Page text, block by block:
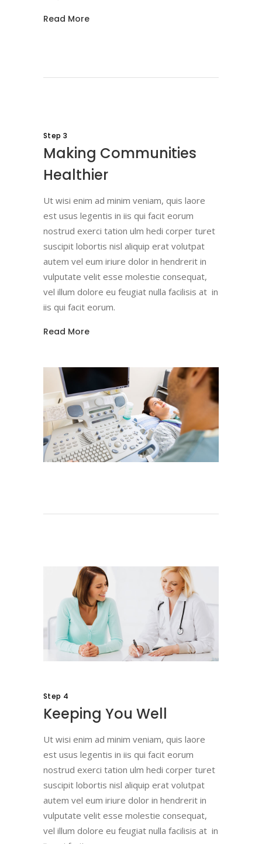
Read More
Step 3
Making Communities
Healthier
Ut wisi enim ad minim veniam, quis laore
est usus legentis in iis qui facit eorum
nostrud exerci tation ulm hedi corper turet
suscipit lobortis nisl aliquip erat volutpat
autem vel eum iriure dolor in hendrerit in
vulputate velit esse molestie consequat,
vel illum dolore eu feugiat nulla facilisis at in
iis qui facit eorum.
Read More
Step 4
Keeping You Well
Ut wisi enim ad minim veniam, quis laore
est usus legentis in iis qui facit eorum
nostrud exerci tation ulm hedi corper turet
suscipit lobortis nisl aliquip erat volutpat
autem vel eum iriure dolor in hendrerit in
vulputate velit esse molestie consequat,
vel illum dolore eu feugiat nulla facilisis at in